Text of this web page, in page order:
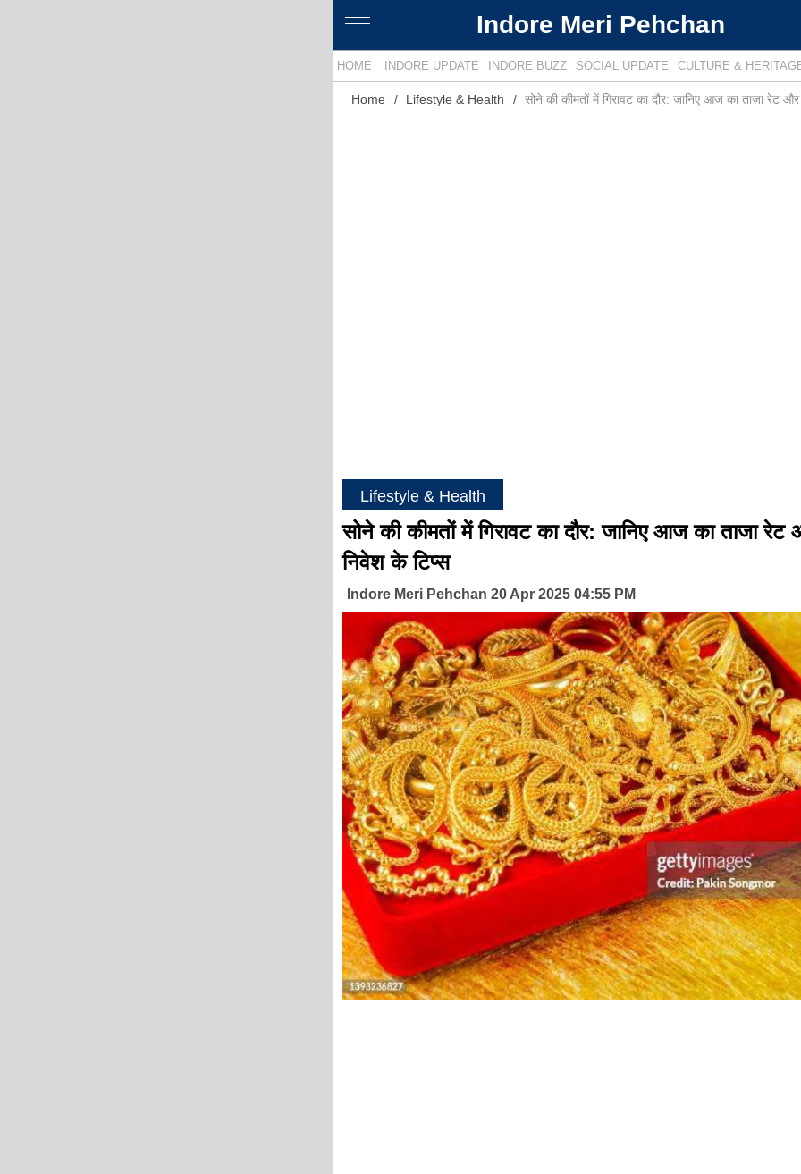
Indore Meri Pehchan
HOME INDORE UPDATE INDORE BUZZ SOCIAL UPDATE CULTURE &
Home Lifestyle & Health सोने की कीमतों में गिरावट का दौर: जानिए आज का ताजा रेट
Lifestyle & Health
सोने की कीमतों में गिरावट का दौर: जानिए आज का ताजा रेट
निवेश के टिप्स
Indore Meri Pehchan 20 Apr 2025 04:55 PM